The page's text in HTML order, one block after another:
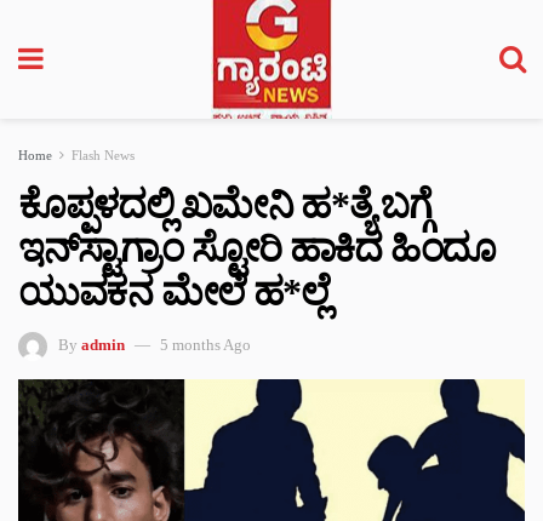
Home Flash News
ಕೊಪ್ಪಳದಲ್ಲಿ ಖಮೇನಿ ಹ*ತ್ಯೆ ಬಗ್ಗೆ
ಇನ್‌ಸ್ಟಾಗ್ರಾಂ ಸ್ಟೋರಿ ಹಾಕಿದ ಹಿಂದೂ
ಯುವಕನ ಮೇಲೆ ಹ*ಲ್ಲೆ
By admin 5 months Ago